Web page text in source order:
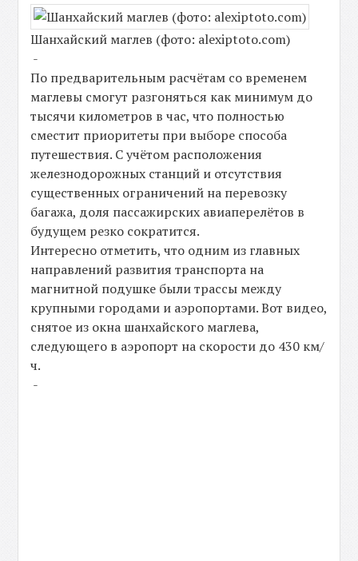
Шанхайский маглев (фото: alexiptoto.com)
-
По предварительным расчётам со временем
маглевы смогут разгоняться как минимум до
тысячи километров в час, что полностью
сместит приоритеты при выборе способа
путешествия. С учётом расположения
железнодорожных станций и отсутствия
существенных ограничений на перевозку
багажа, доля пассажирских авиаперелётов в
будущем резко сократится.
Интересно отметить, что одним из главных
направлений развития транспорта на
магнитной подушке были трассы между
крупными городами и аэропортами. Вот видео,
снятое из окна шанхайского маглева,
следующего в аэропорт на скорости до 430 км/
ч.
-